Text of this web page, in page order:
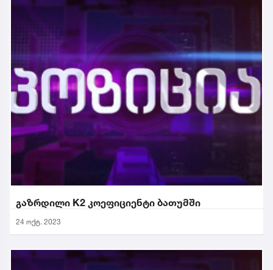
გაზრდილი K2 კოეფიციენტი ბათუმში
24 ოქტ. 2023